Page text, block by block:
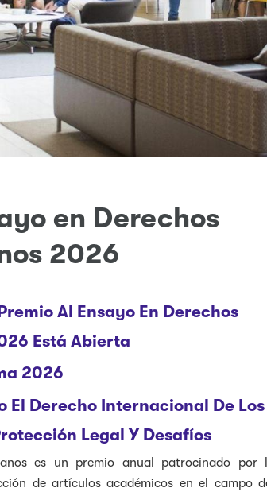
en Derechos
2026
Al Ensayo En Derechos
Está Abierta
2026
El Derecho Internacional De Los
Legal Y Desafíos
es un premio anual patrocinado por
de artículos académicos en el campo